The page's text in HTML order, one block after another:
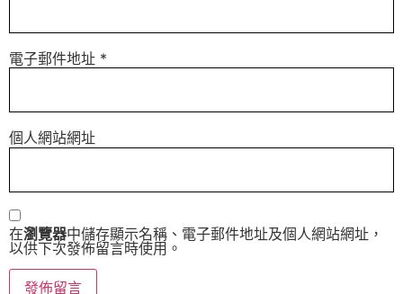
電子郵件地址 *
個人網站網址
在瀏覽器中儲存顯示名稱、電子郵件地址及個人網站網址，
以供下次發佈留言時使用。